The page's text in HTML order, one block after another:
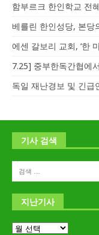
함부르크 한인학교 전
베를린 한인성당, 본당
에센 갈보리 교회, ‘한
7.25] 중부한독간협에
독일 재난경보 및 긴급
기사 검색
지난기사